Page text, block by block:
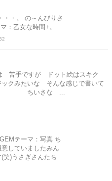
・・。 の～んびりさ
：乙女な時間+。
苦手ですが ドット絵はスキク
クみたいな そんな感じで書いて
ズ ちいさな ...
テーマ：写真 ち
していましたみん
(笑)うさぎさんたち